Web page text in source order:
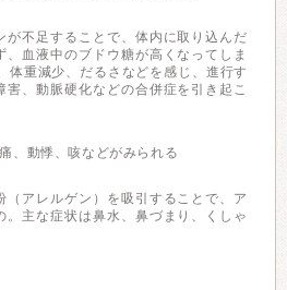
が不足することで、体内に取り込んだ
血液中のブドウ糖が高くなってしま
体重減少、だるさなどを感じ、進行す
、動脈硬化などの合併症を引き起こ
、動悸、咳などがみられる
（アレルゲン）を吸引することで、ア
。主な症状は鼻水、鼻づまり、くしゃ